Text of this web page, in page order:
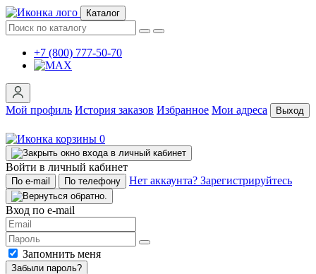
Каталог
+7 (800) 777-50-70
Мой профиль История заказов Избранное Мои адреса Выход
0
Войти в личный кабинет
По e-mail По телефону Нет аккаунта? Зарегистрируйтесь
Вход по e-mail
Запомнить меня
Забыли пароль?